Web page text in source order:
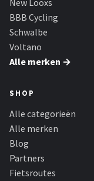
New Looxs
BBB Cycling
Schwalbe
Voltano
Alle merken →
SHOP
Alle categorieën
Alle merken
Blog
Partners
Fietsroutes